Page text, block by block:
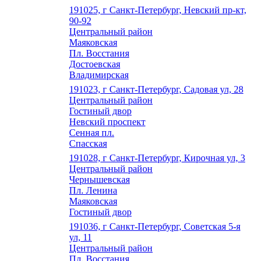
191025, г Санкт-Петербург, Невский пр-кт,
90-92
Центральный район
Маяковская
Пл. Восстания
Достоевская
Владимирская
191023, г Санкт-Петербург, Садовая ул, 28
Центральный район
Гостиный двор
Невский проспект
Сенная пл.
Спасская
191028, г Санкт-Петербург, Кирочная ул, 3
Центральный район
Чернышевская
Пл. Ленина
Маяковская
Гостиный двор
191036, г Санкт-Петербург, Советская 5-я
ул, 11
Центральный район
Пл. Восстания